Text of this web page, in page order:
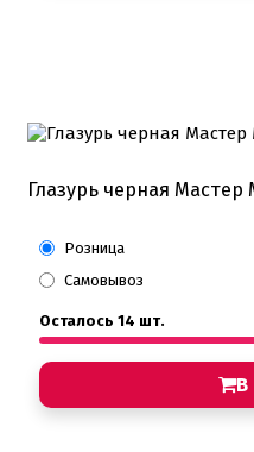
Глазурь черная
Розница
Самовывоз
Осталось 14 шт.
В